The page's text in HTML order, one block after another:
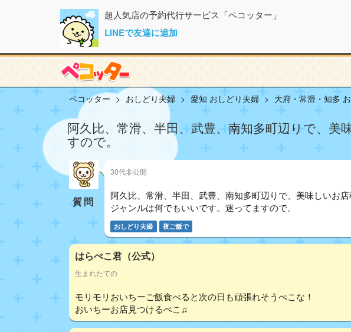
超人気店の予約代行サービス「ペコッター」
LINEで友達に追加
ペコッター おしどり夫婦 愛知 おしどり夫婦 大府・常滑・知多
阿久比、常滑、半田、武豊、南知多町辺りで、
すので。
質問
30代非公開
阿久比、常滑、半田、武豊、南知多町辺りで、美味しいお店
ジャンルは何でもいいです。迷ってますので。
おしどり夫婦 夜ご飯で
はらぺこ君（公式）
生まれたての
モリモリおいちーご飯食べると次の日も頑張れそうぺこな！
おいちーお店見つけるぺこ♫